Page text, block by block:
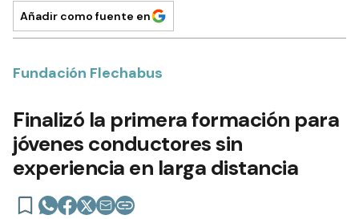
Añadir como fuente en
Fundación Flechabus
Finalizó la primera formación para
jóvenes conductores sin
experiencia en larga distancia